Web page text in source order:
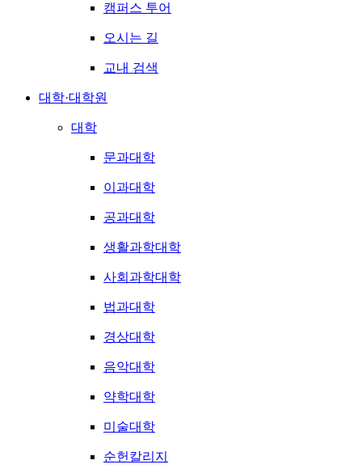
캠퍼스 투어
오시는 길
교내 검색
대학·대학원
대학
문과대학
이과대학
공과대학
생활과학대학
사회과학대학
법과대학
경상대학
음악대학
약학대학
미술대학
순헌칼리지